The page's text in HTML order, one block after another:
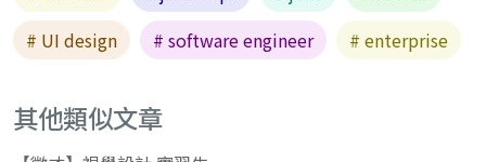
# UI design
# software engineer # enterprise
其他類似文章